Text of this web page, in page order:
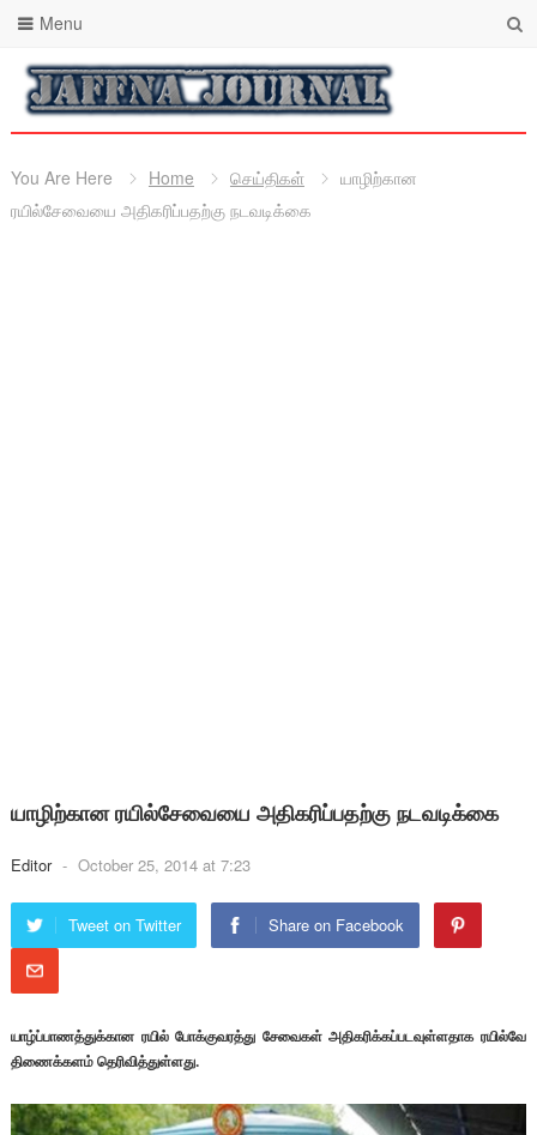
Menu
You Are Here Home செய்திகள்
யாழிற்கான
ரயில்சேவையை அதிகரிப்பதற்கு நடவடிக்கை
யாழிற்கான ரயில்சேவையை அதிகரிப்பதற்கு நடவடிக்கை
Editor - October 25, 2014 at 7:23
Tweet on Twitter Share on Facebook
யாழ்ப்பாணத்துக்கான ரயில் போக்குவரத்து சேவைகள் அதிகரிக்கப்படவுள்ளதாக ரயில்வே
திணைக்களம் தெரிவித்துள்ளது.